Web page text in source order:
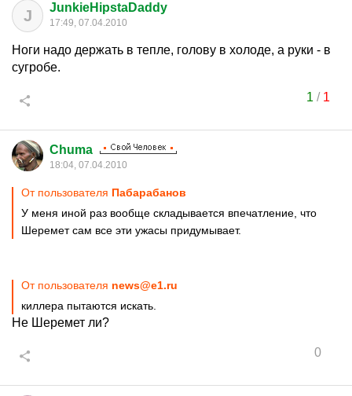
J JunkieHipstaDaddy
17:49, 07.04.2010
Ноги надо держать в тепле, голову в холоде, а руки - в
сугробе.
1 / 1
Chuma
18:04, 07.04.2010
От пользователя Пабарабанов
У меня иной раз вообще складывается впечатление, что
Шеремет сам все эти ужасы придумывает.
От пользователя news@e1.ru
киллера пытаются искать.
Не Шеремет ли?
0